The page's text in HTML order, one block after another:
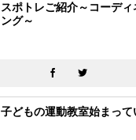
スポトレご紹介～コーデ
ング～
子どもの運動教室始まって